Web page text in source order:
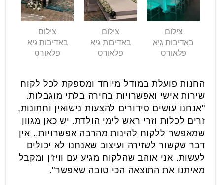
צילום
באדיבות גיא
פלאורס
צילום
באדיבות גיא
פלאורס
צילום
באדיבות גיא
פלאורס
החנות פועלת במודל מיוחד ומספקת לכל לקוח
שירות אישי ואפשרויות בחירה בלתי מוגבלות.
"אנחנו עושים סידורים להצעות נישואין וחתונות,
זרים לכלות וזרי ראש לימי הולדת. יש כאן מגוון
שמאפשר ללקוח להינות מהרבה אפשרויות.. אין
דבר שקשור לשזירה ועיצוב שאנחנו לא יכולים
לעשות. אני אוהב שהלקוח מגיע עם וויז'ן ומקבל
מאיתנו את התוצאה הכי טובה שאפשר".